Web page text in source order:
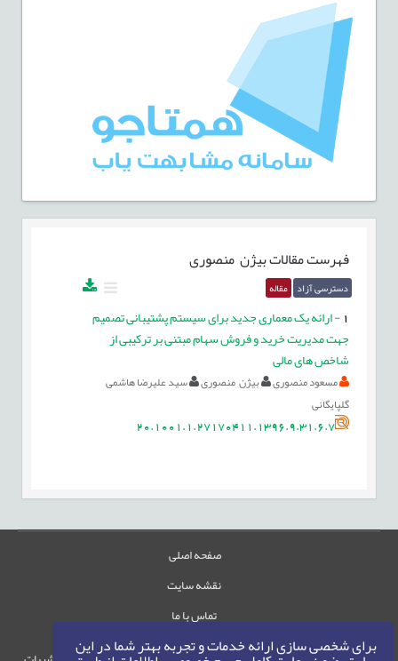
برای شخصی سازی ارائه خدمات و تجربه بهتر شما در این
فهرست مقالاتبیژن منصوری
دسترسی آزاد مقاله
-ارائه یک معماری جدید برای سیستم پشتیبانی تصمیم
جهت مدیریت خرید و فروش سهام مبتنی بر ترکیبی از
شاخص های مالی
مسعود منصوری بیژن منصوری
سید علیرضا هاشمی
گلپایگانی
20.1001.1.27170411.1396.9.31.6.7
صفحه اصلی
نقشه سایت
تماس با ما